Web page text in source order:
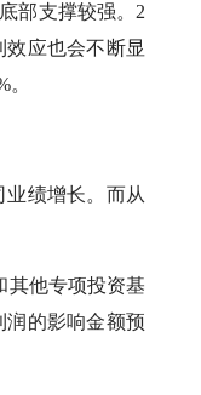
部支撑较强。2
效应也会不断显
绩增长。而从
其他专项投资基
润的影响金额预